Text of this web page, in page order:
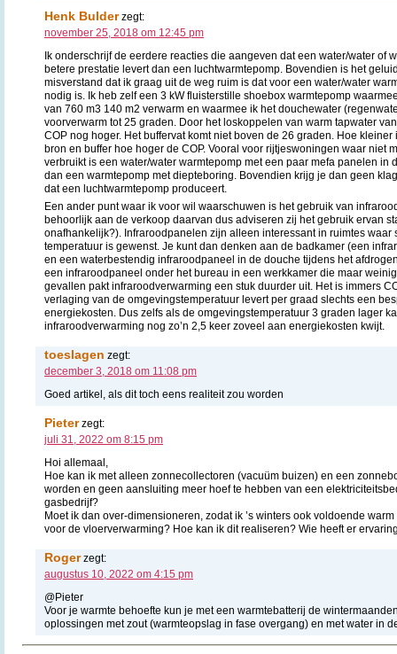
Henk Bulderzegt:
november 25, 2018 om 12:45 pm
Ik onderschrijf de eerdere reacties die aangeven dat een water/water of
betere prestatie levert dan een luchtwarmtepomp. Bovendien is het
misverstand dat ik graag uit de weg ruim is dat voor een water/water
nodig is. Ik heb zelf een 3 kW fluisterstille shoebox warmtepomp
van 760 m3 140 m2 verwarm en waarmee ik het douchewater
voorverwarm tot 25 graden. Door het loskoppelen van warm tapwater
COP nog hoger. Het buffervat komt niet boven de 26 graden. Hoe
bron en buffer hoe hoger de COP. Vooral voor rijtjeswoningen waar niet
verbruikt is een water/water warmtepomp met een paar mefa panelen in
dan een warmtepomp met diepteboring. Bovendien krijg je dan geen
dat een luchtwarmtepomp produceert.
Een ander punt waar ik voor wil waarschuwen is het gebruik van
behoorlijk aan de verkoop daarvan dus adviseren zij het gebruik ervan
onafhankelijk?). Infraroodpanelen zijn alleen interessant in ruimtes waar
temperatuur is gewenst. Je kunt dan denken aan de badkamer (een
en een waterbestendig infraroodpaneel in de douche tijdens het
een infraroodpaneel onder het bureau in een werkkamer die maar
gevallen pakt infraroodverwarming een stuk duurder uit. Het is immers
verlaging van de omgevingstemperatuur levert per graad slechts een
energiekosten. Dus zelfs als de omgevingstemperatuur 3 graden lager
infraroodverwarming nog zo’n 2,5 keer zoveel aan energiekosten kwijt.
toeslagen zegt:
december 3, 2018 om 11:08 pm
Goed artikel, als dit toch eens realiteit zou worden
Pieterzegt:
juli 31, 2022 om 8:15 pm
Hoi allemaal,
Hoe kan ik met alleen zonnecollectoren (vacuüm buizen) en een
worden en geen aansluiting meer hoef te hebben van een
gasbedrijf?
Moet ik dan over-dimensioneren, zodat ik ’s winters ook voldoende
voor de vloerverwarming? Hoe kan ik dit realiseren? Wie heeft er
Rogerzegt:
augustus 10, 2022 om 4:15 pm
@Pieter
Voor je warmte behoefte kun je met een warmtebatterij de
oplossingen met zout (warmteopslag in fase overgang) en met water in